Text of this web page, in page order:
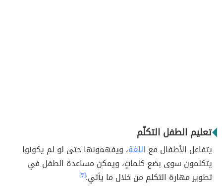
تعليم الطفل التكلّم
يتفاعل الأطفال مع اللغة، ويفهمونها حتى لو لم يكونوا
يتكلمون سوى بضع كلماتٍ، ويمكن مساعدة الطفل في
تطوير مهارة التكلم من خلال ما يأتي:[٣]